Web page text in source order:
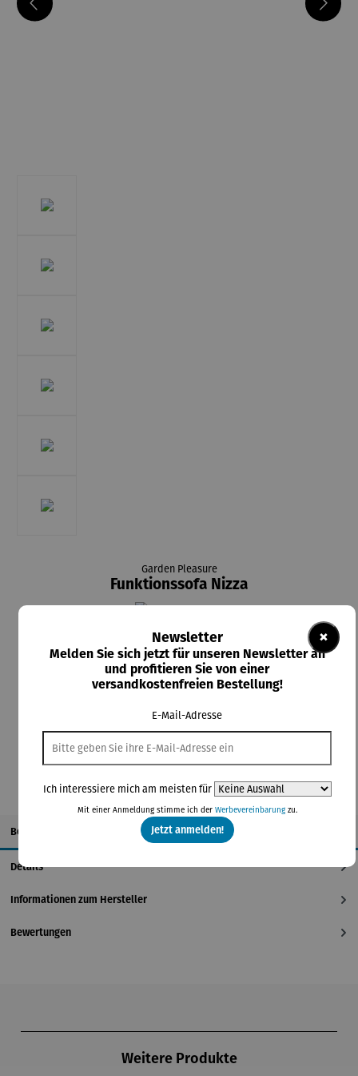
Garden Pleasure
Funktionssofa Nizza
679,95 €
Preise inkl. MwSt. zzgl. Versandkosten
Lieferzeit: 1-2 Wochen
In den Warenkorb
Beschreibung
Details
Informationen zum Hersteller
Bewertungen
Weitere Produkte
×
Newsletter
Melden Sie sich jetzt für unseren Newsletter an
und profitieren Sie von einer
versandkostenfreien Bestellung!
E-Mail-Adresse
Ich interessiere mich am meisten für
Mit einer Anmeldung stimme ich der Werbevereinbarungzu.
Jetzt anmelden!